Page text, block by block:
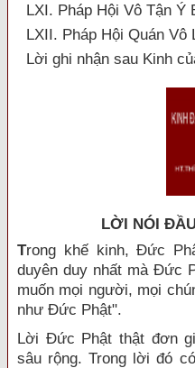
LXI. Pháp Hội Vô Tận Ý
LXII. Pháp Hội Quán Vô
Lời ghi nhận sau Kinh
LỜI NÓI
Trong khế kinh, Đức
duyên duy nhất mà Đức
muốn mọi người, mọi
như Đức Phật".
Lời Đức Phật thật đơn
sâu rộng. Trong lời đó